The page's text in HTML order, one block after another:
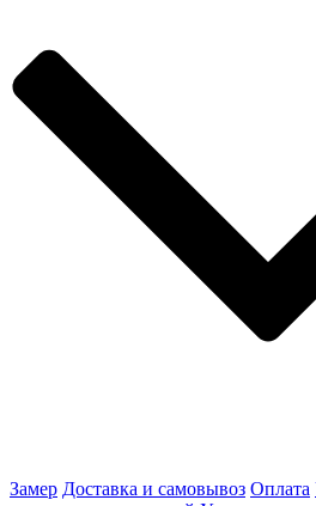
Замер Доставка и самовывоз Оплата